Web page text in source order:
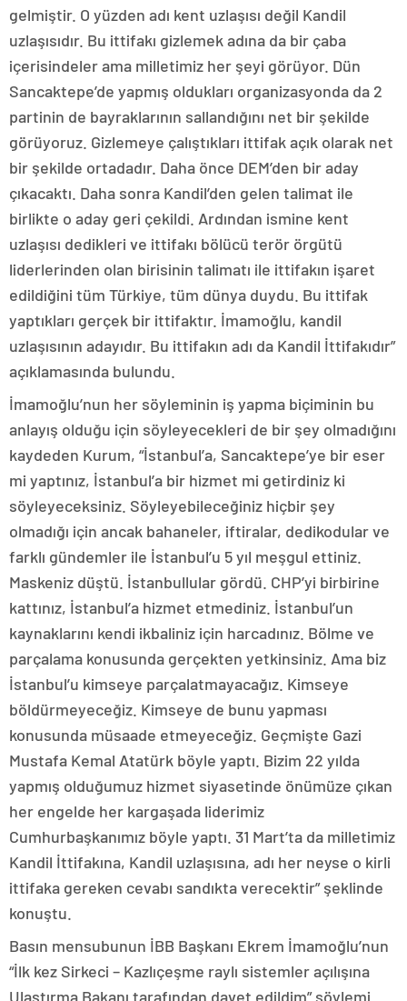
gelmiştir. O yüzden adı kent uzlaşısı değil Kandil
uzlaşısıdır. Bu ittifakı gizlemek adına da bir çaba
içerisindeler ama milletimiz her şeyi görüyor. Dün
Sancaktepe’de yapmış oldukları organizasyonda da 2
partinin de bayraklarının sallandığını net bir şekilde
görüyoruz. Gizlemeye çalıştıkları ittifak açık olarak net
bir şekilde ortadadır. Daha önce DEM’den bir aday
çıkacaktı. Daha sonra Kandil’den gelen talimat ile
birlikte o aday geri çekildi. Ardından ismine kent
uzlaşısı dedikleri ve ittifakı bölücü terör örgütü
liderlerinden olan birisinin talimatı ile ittifakın işaret
edildiğini tüm Türkiye, tüm dünya duydu. Bu ittifak
yaptıkları gerçek bir ittifaktır. İmamoğlu, kandil
uzlaşısının adayıdır. Bu ittifakın adı da Kandil İttifakıdır”
açıklamasında bulundu.
İmamoğlu’nun her söyleminin iş yapma biçiminin bu
anlayış olduğu için söyleyecekleri de bir şey olmadığını
kaydeden Kurum, “İstanbul’a, Sancaktepe’ye bir eser
mi yaptınız, İstanbul’a bir hizmet mi getirdiniz ki
söyleyeceksiniz. Söyleyebileceğiniz hiçbir şey
olmadığı için ancak bahaneler, iftiralar, dedikodular ve
farklı gündemler ile İstanbul’u 5 yıl meşgul ettiniz.
Maskeniz düştü. İstanbullular gördü. CHP’yi birbirine
kattınız, İstanbul’a hizmet etmediniz. İstanbul’un
kaynaklarını kendi ikbaliniz için harcadınız. Bölme ve
parçalama konusunda gerçekten yetkinsiniz. Ama biz
İstanbul’u kimseye parçalatmayacağız. Kimseye
böldürmeyeceğiz. Kimseye de bunu yapması
konusunda müsaade etmeyeceğiz. Geçmişte Gazi
Mustafa Kemal Atatürk böyle yaptı. Bizim 22 yılda
yapmış olduğumuz hizmet siyasetinde önümüze çıkan
her engelde her kargaşada liderimiz
Cumhurbaşkanımız böyle yaptı. 31 Mart’ta da milletimiz
Kandil İttifakına, Kandil uzlaşısına, adı her neyse o kirli
ittifaka gereken cevabı sandıkta verecektir” şeklinde
konuştu.
Basın mensubunun İBB Başkanı Ekrem İmamoğlu’nun
“İlk kez Sirkeci – Kazlıçeşme raylı sistemler açılışına
Ulaştırma Bakanı tarafından davet edildim” söylemi